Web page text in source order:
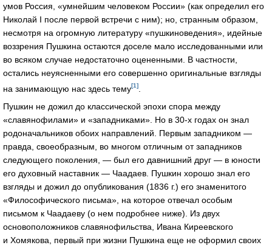
умов Россия, «умнейшим человеком России» (как определил его
Николай I после первой встречи с ним); но, странным образом,
несмотря на огромную литературу «пушкиноведения», идейные
воззрения Пушкина остаются доселе мало исследованными или
во всяком случае недостаточно оцененными. В частности,
остались неуясненными его совершенно оригинальные взгляды
на занимающую нас здесь тему[1]
Пушкин не дожил до классической эпохи спора между
«славянофилами» и «западниками». Но в 30-х годах он знал
родоначальников обоих направлений. Первым западником —
правда, своеобразным, во многом отличным от западников
следующего поколения, — был его давнишний друг — в юности
его духовный наставник — Чаадаев. Пушкин хорошо знал его
взгляды и дожил до опубликования (1836 г.) его знаменитого
«Философического письма», на которое отвечал особым
письмом к Чаадаеву (о нем подробнее ниже). Из двух
основоположников славянофильства, Ивана Киреевского
и Хомякова, первый при жизни Пушкина еще не оформил своих